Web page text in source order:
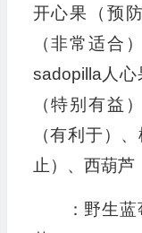
开心果（预
（非常适合
sadopilla人
（特别有益
（有利于）
止）、西葫芦
：野生